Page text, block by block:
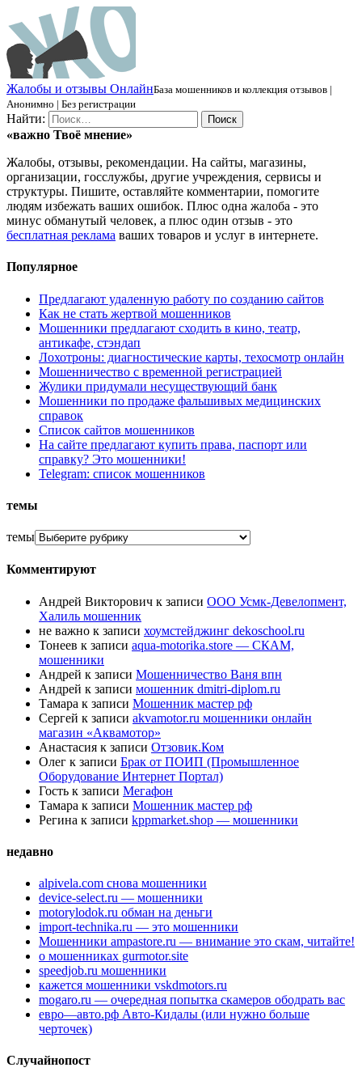
Жалобы и отзывы ОнлайнБаза мошенников и коллекция отзывов |
Анонимно | Без регистрации
Найти:
«важно Твоё мнение»
Жалобы, отзывы, рекомендации. На сайты, магазины,
организации, госслужбы, другие учреждения, сервисы и
структуры. Пишите, оставляйте комментарии, помогите
людям избежать ваших ошибок. Плюс одна жалоба - это
минус обманутый человек, а плюс один отзыв - это
бесплатная реклама ваших товаров и услуг в интернете.
Популярное
Предлагают удаленную работу по созданию сайтов
Как не стать жертвой мошенников
Мошенники предлагают сходить в кино, театр,
антикафе, стэндап
Лохотроны: диагностические карты, техосмотр онлайн
Мошенничество с временной регистрацией
Жулики придумали несуществующий банк
Мошенники по продаже фальшивых медицинских
справок
Список сайтов мошенников
На сайте предлагают купить права, паспорт или
справку? Это мошенники!
Telegram: список мошенников
темы
темы
Комментируют
Андрей Викторович к записи ООО Усмк-Девелопмент,
Халиль мошенник
не важно к записи хоумстейджинг dekoschool.ru
Тонеев к записи aqua-motorika.store — СКАМ,
мошенники
Андрей к записи Мошенничество Ваня впн
Андрей к записи мошенник dmitri-diplom.ru
Тамара к записи Мошенник мастер рф
Сергей к записи akvamotor.ru мошенники онлайн
магазин «Аквамотор»
Анастасия к записи Отзовик.Ком
Олег к записи Брак от ПОИП (Промышленное
Оборудование Интернет Портал)
Гость к записи Мегафон
Тамара к записи Мошенник мастер рф
Регина к записи kppmarket.shop — мошенники
недавно
alpivela.com снова мошенники
device-select.ru — мошенники
motorylodok.ru обман на деньги
import-technika.ru — это мошенники
Мошенники ampastore.ru — внимание это скам, читайте!
о мошенниках gurmotor.site
speedjob.ru мошенники
кажется мошенники vskdmotors.ru
mogaro.ru — очередная попытка скамеров ободрать вас
евро—авто.рф Авто-Кидалы (или нужно больше
черточек)
Случайнопост